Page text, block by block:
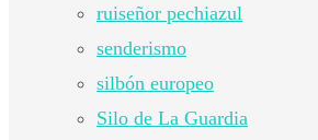
ruiseñor pechiazul
senderismo
silbón europeo
Silo de La Guardia